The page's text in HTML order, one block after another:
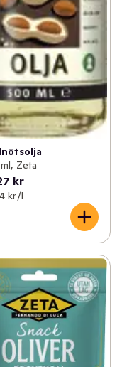
Zeta
kr
kr /l